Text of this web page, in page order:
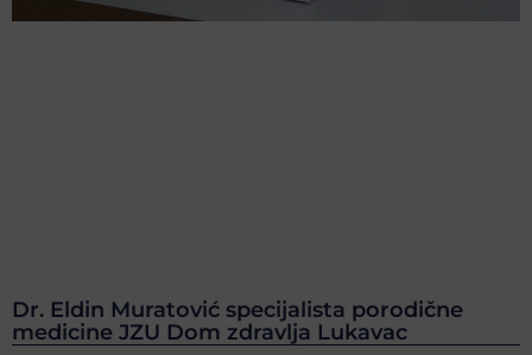
Dr. Eldin Muratović specijalista porodične
medicine JZU Dom zdravlja Lukavac